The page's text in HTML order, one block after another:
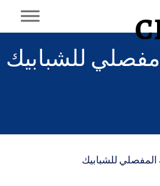
للشبابيك
المفصلي للشبابيك